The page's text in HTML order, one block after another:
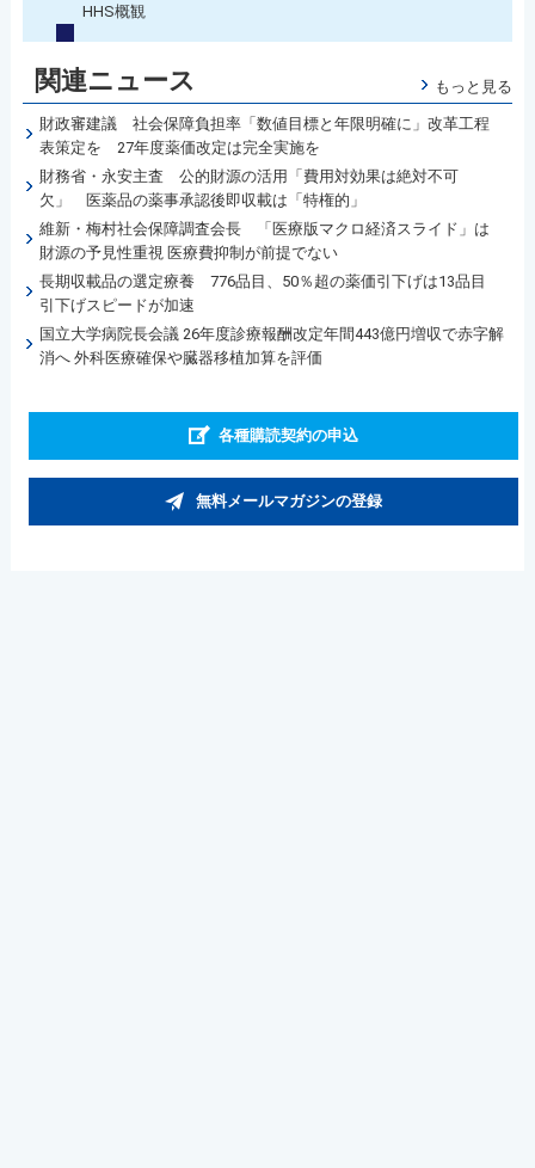
HHS概観
関連ニュース もっと見る
財政審建議 社会保障負担率「数値目標と年限明確に」改革工程
表策定を 27年度薬価改定は完全実施を
財務省・永安主査 公的財源の活用「費用対効果は絶対不可
欠」 医薬品の薬事承認後即収載は「特権的」
維新・梅村社会保障調査会長 「医療版マクロ経済スライド」は
財源の予見性重視 医療費抑制が前提でない
長期収載品の選定療養 776品目、50％超の薬価引下げは13品目
引下げスピードが加速
国立大学病院長会議 26年度診療報酬改定年間443億円増収で赤字解
消へ 外科医療確保や臓器移植加算を評価
各種購読契約の申込
無料メールマガジンの登録